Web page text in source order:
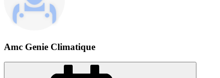
Amc Genie Climatique